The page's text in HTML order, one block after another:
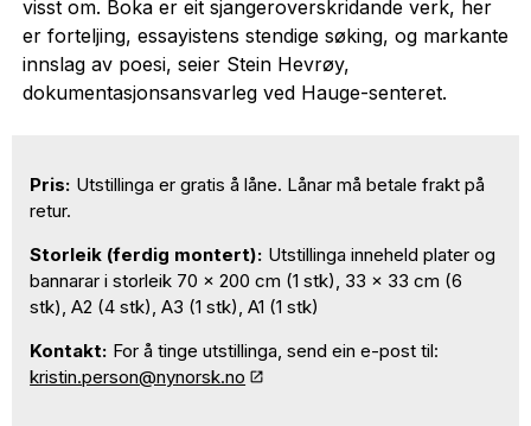
visst om. Boka er eit sjangeroverskridande verk, her
er forteljing, essayistens stendige søking, og markante
innslag av poesi, seier Stein Hevrøy,
dokumentasjonsansvarleg ved Hauge-senteret.
Pris: Utstillinga er gratis å låne. Lånar må betale frakt på
retur.
Storleik (ferdig montert): Utstillinga inneheld plater og
bannarar i storleik 70 x 200 cm (1 stk), 33 x 33 cm (6
stk), A2 (4 stk), A3 (1 stk), A1 (1 stk)
Kontakt: For å tinge utstillinga, send ein e-post til:
kristin.person@nynorsk.no